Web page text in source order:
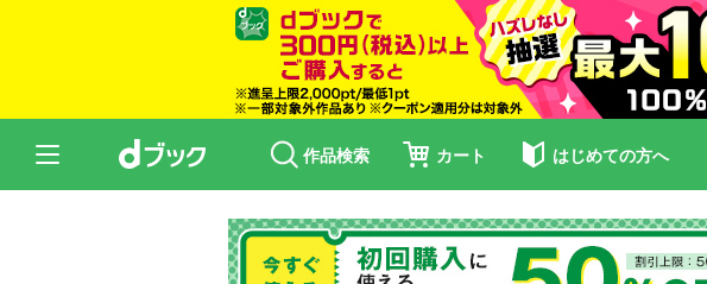
作品検索 カート はじめての方へ